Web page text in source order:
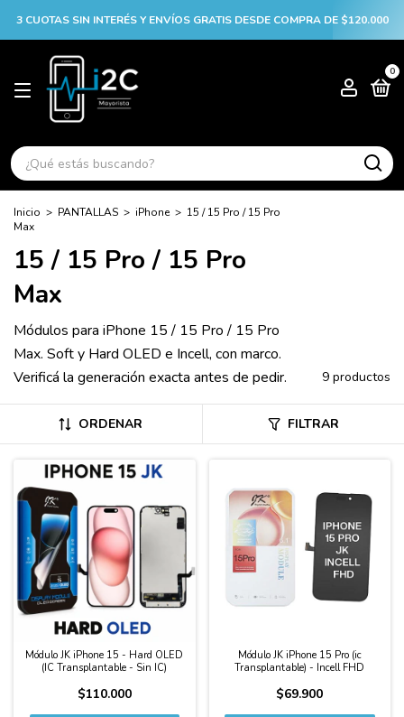
3 CUOTAS SIN INTERÉS Y ENVÍOS GRATIS DESDE COMPRA DE $120.000
0
Inicio > PANTALLAS > iPhone > 15 / 15 Pro / 15 Pro
Max
15 / 15 Pro / 15 Pro
Max
Módulos para iPhone 15 / 15 Pro / 15 Pro
Max. Soft y Hard OLED e Incell, con marco.
Verificá la generación exacta antes de pedir.
9 productos
ORDENAR FILTRAR
Módulo JK iPhone 15 - Hard OLED
(IC Transplantable - Sin IC)
$110.000
Módulo JK iPhone 15 Pro (ic
Transplantable) - Incell FHD
$69.900